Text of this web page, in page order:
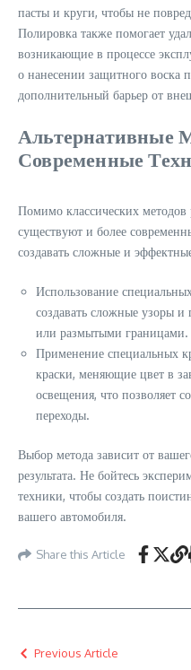
пасты и круги, чтобы не
Полировка также помогает
возникающие в процессе
о нанесении защитного воска
дополнительный барьер от
Альтернативные
Современные
Помимо классических
существуют и более
создавать сложные и
Использование
создавать сложные узоры и
или размытыми границами.
Применение специальных
краски, меняющие цвет в
освещения, что позволяет
переходы.
Выбор метода зависит от
результата. Не бойтесь
техники, чтобы создать
вашего автомобиля.
Share this Article
Previous Article